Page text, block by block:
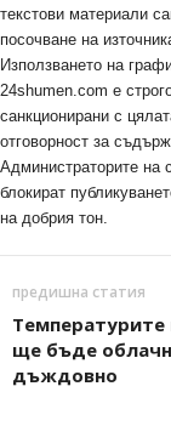
текстови материали
посочване на
Използването на
24shumen.com е
санкционирани с
отговорност за
Администраторите на
блокират
на добрия тон.
предишна статия
Температурите
ще бъде
дъждовно